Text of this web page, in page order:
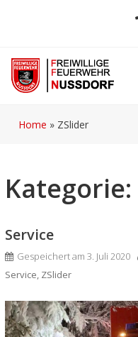
Home » ZSlider
Kategorie:
Service
Gespeichert am 3. Juli 2020
Service, ZSlider